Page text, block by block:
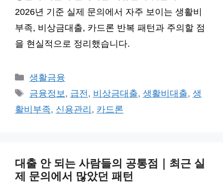
2026년 기준 실제 문의에서 자주 보이는 생활비
부족, 비상금대출, 카드론 반복 패턴과 주의할 점
을 현실적으로 정리했습니다.
카
테
리
생활금융
태
그
금융정보, 급전, 비상금대출, 생활비대출, 생
활비부족, 신용관리 , 카드론
대출 안 되는 사람들의 공통점｜최근 실
제 문의에서 많았던 패턴